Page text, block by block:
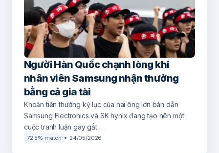
Người Hàn Quốc chạnh lòng khi
nhân viên Samsung nhận thưởng
bằng cả gia tài
Khoản tiền thưởng kỷ lục của hai ông lớn bán dẫn
Samsung Electronics và SK hynix đang tạo nên một
cuộc tranh luận gay gắt…
72.5% match 24/05/2026